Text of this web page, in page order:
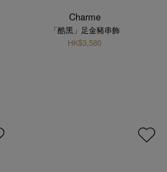
Charme
「酷黑」足金豬串飾
HK$3,580